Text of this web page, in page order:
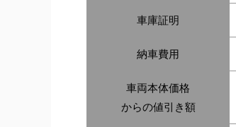
車庫証明
納車費用
車両本体価格
からの値引き額